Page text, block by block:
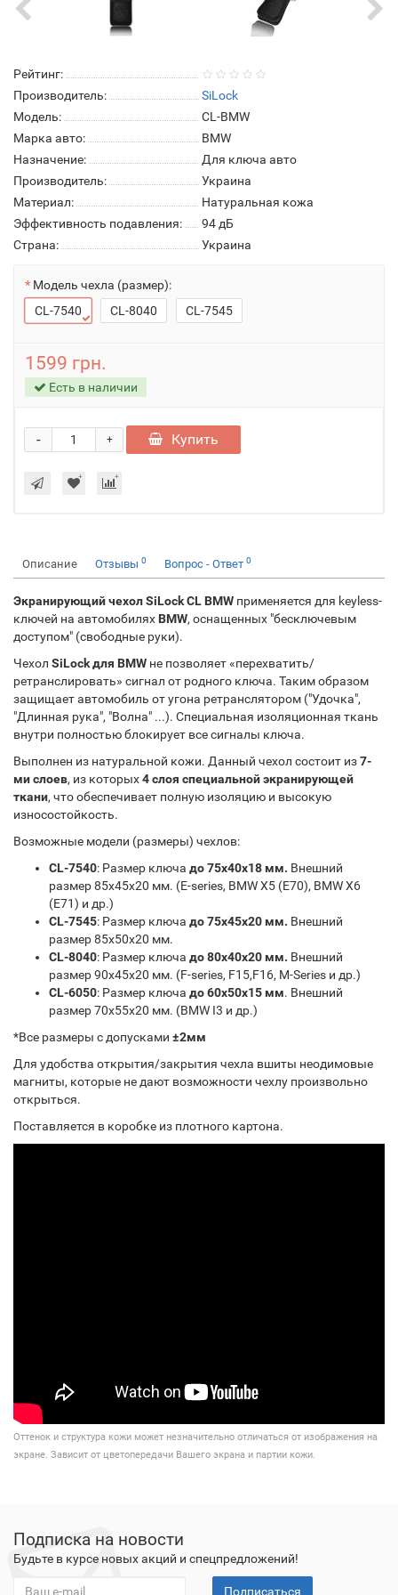
Рейтинг:
Производитель:
SiLock
Модель:
CL-BMW
Марка авто:
BMW
Назначение:
Для ключа авто
Производитель:
Украина
Материал:
Натуральная кожа
Эффективность подавления:
94 дБ
Страна:
Украина
Модель чехла (размер):
CL-7540
CL-8040 CL-7545
1599 грн.
Есть в наличии
+
- Купить
Описание Отзывы 0 Вопрос - Ответ 0
Экранирующий чехол SiLock CL BMW применяется для keyless-
ключей на автомобилях BMW, оснащенных "бесключевым
доступом" (свободные руки).
Чехол SiLock для BMW не позволяет «перехватить/
ретранслировать» сигнал от родного ключа. Таким образом
защищает автомобиль от угона ретранслятором ("Удочка",
"Длинная рука", "Волна" ...). Специальная изоляционная ткань
внутри полностью блокирует все сигналы ключа.
Выполнен из натуральной кожи. Данный чехол состоит из7-
ми слоев, из которых4 слоя специальной экранирующей
ткани, что обеспечивает полную изоляцию и высокую
износостойкость.
Возможные модели (размеры) чехлов:
CL-7540: Размер ключа до 75х40х18 мм. Внешний
размер 85х45х20 мм. (E-series, BMW X5 (E70), BMW X6
(E71) и др.)
CL-7545: Размер ключа до 75х45х20 мм. Внешний
размер 85х50х20 мм.
CL-8040: Размер ключа до 80х40х20 мм. Внешний
размер 90х45х20 мм. (F-series, F15,F16, M-Series и др.)
CL-6050: Размер ключа до 60х50х15 мм. Внешний
размер 70х55х20 мм. (BMW I3 и др.)
*Все размеры с допусками ±2мм
Для удобства открытия/закрытия чехла вшиты неодимовые
магниты, которые не дают возможности чехлу произвольно
открыться.
Поставляется в коробке из плотного картона.
Оттенок и структура кожи может незначительно отличаться от изображения на
экране. Зависит от цветопередачи Вашего экрана и партии кожи.
Подписка на новости
Будьте в курсе новых акций и спецпредложений!
Подписаться